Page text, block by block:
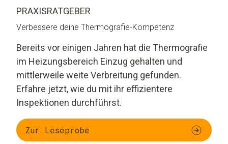
PRAXISRATGEBER
Verbessere deine Thermografie-Kompetenz
Bereits vor einigen Jahren hat die Thermografie
im Heizungsbereich Einzug gehalten und
mittlerweile weite Verbreitung gefunden.
Erfahre jetzt, wie du mit ihr effizientere
Inspektionen durchführst.
Zur Leseprobe